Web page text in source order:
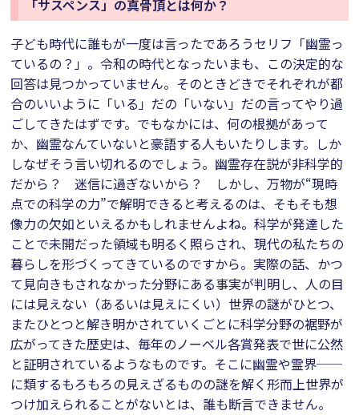
「サスペンス」の真骨頂とは何か？
子ども時代に誰もが一度は言ったであろうセリフ「幽霊っ
ているの？」。令和の時代となったいまも、この決定的な
回答は見つかっていません。そのときどきでそれぞれが都
合のいいように「いる」だの「いない」だの言ってやり過
ごしてきたはずです。でもなかには、何の根拠があって
か、幽霊なんていないと豪語する人もいたりします。しか
しなぜそう言い切れるのでしょう。幽霊存在説が非科学的
だから？ 迷信に過ぎないから？ しかし、万物が“現時
点での科学の力”で解明できると考えるのは、そもそも想
像力の欠如といえるかもしれませんよね。科学が発達した
ことで未開だった領域も明るく照らされ、現代の私たちの
暮らしを形づくってきているのですから。実際の話、かつ
て見向きもされなかった分野にある事実が判明し、人の目
には見えない（あるいは見えにくい）世界の謎がひとつ、
またひとつと解き明かされていくごとに科学分野の裾野が
広がってきた歴史は、毎年のノーベル各賞発表で世に公然
と証明されているようなものです。そこに幽霊や霊界──
に類するもろもろの見えざるものの謎を解く形而上世界が
つけ加えられることがないとは、誰も断言できません。